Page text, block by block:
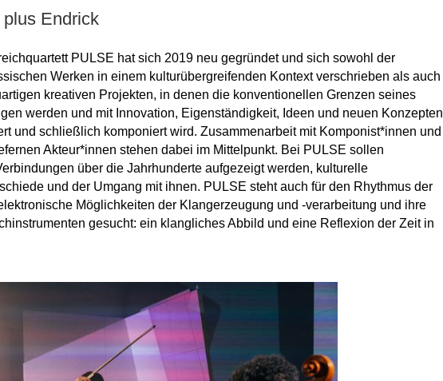
Endrick
PULSE hat sich 2019 neu gegründet und sich sowohl der
Werken in einem kulturübergreifenden Kontext verschrieben als auch
kreativen Projekten, in denen die konventionellen Grenzen seines
werden und mit Innovation, Eigenständigkeit, Ideen und neuen Konzepten
und schließlich komponiert wird. Zusammenarbeit mit Komponist*innen und
Akteur*innen stehen dabei im Mittelpunkt. Bei PULSE sollen
über die Jahrhunderte aufgezeigt werden, kulturelle
und der Umgang mit ihnen. PULSE steht auch für den Rhythmus der
Möglichkeiten der Klangerzeugung und -verarbeitung und ihre
gesucht: ein klangliches Abbild und eine Reflexion der Zeit in